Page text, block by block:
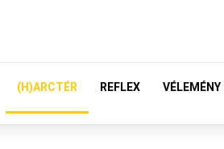
(H)ARCTÉR REFLEX VÉLEMÉNY